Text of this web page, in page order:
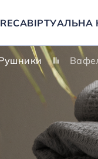
ВІРТУАЛЬНА